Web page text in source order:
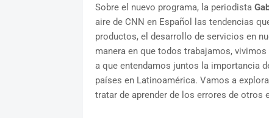
Sobre el nuevo programa, la periodista
aire de CNN en Español las tendencias
productos, el desarrollo de servicios en
manera en que todos trabajamos,
a que entendamos juntos la importancia
países en Latinoamérica. Vamos a
tratar de aprender de los errores de otros